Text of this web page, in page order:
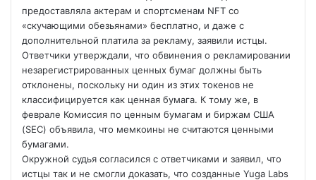
предоставляла актерам и спортсменам NFT со
«скучающими обезьянами» бесплатно, и даже с
дополнительной платила за рекламу, заявили истцы.
Ответчики утверждали, что обвинения о рекламировании
незарегистрированных ценных бумаг должны быть
отклонены, поскольку ни один из этих токенов не
классифицируется как ценная бумага. К тому же, в
феврале Комиссия по ценным бумагам и биржам США
(SEC) объявила, что мемкоины не считаются ценными
бумагами.
Окружной судья согласился с ответчиками и заявил, что
истцы так и не смогли доказать, что созданные Yuga Labs